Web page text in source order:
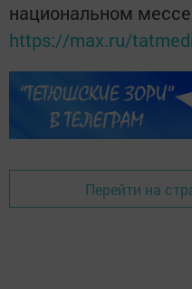
национальном
https://max.ru/
Перейти на